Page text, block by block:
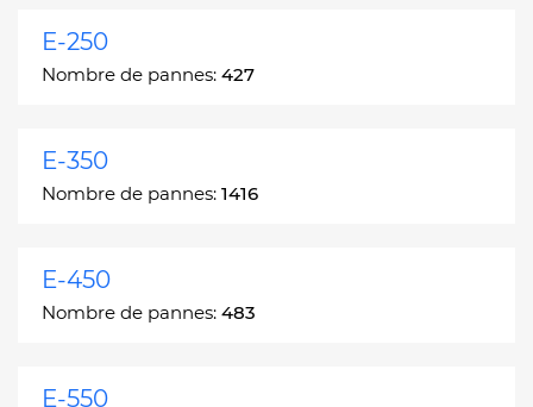
E-250
Nombre de pannes: 427
E-350
Nombre de pannes: 1416
E-450
Nombre de pannes: 483
E-550